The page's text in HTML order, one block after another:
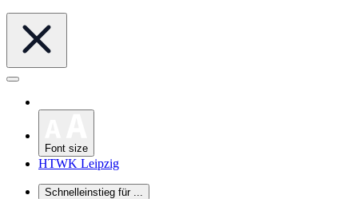
Font size
HTWK Leipzig
Schnelleinstieg für ...